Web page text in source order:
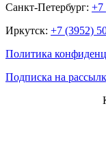
Санкт-Петербург: +7
Иркутск: +7 (3952)
Политика
Подписка на